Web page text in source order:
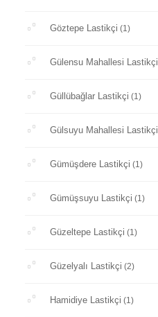
Göztepe Lastikçi (1)
Gülensu Mahallesi Lastikçi
Güllübağlar Lastikçi (1)
Gülsuyu Mahallesi Lastikçi
Gümüşdere Lastikçi (1)
Gümüşsuyu Lastikçi (1)
Güzeltepe Lastikçi (1)
Güzelyalı Lastikçi (2)
Hamidiye Lastikçi (1)